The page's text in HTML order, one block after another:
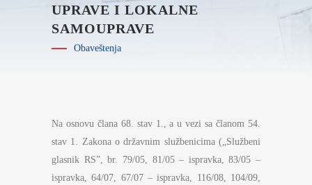
UPRAVE I LOKALNE
SAMOUPRAVE
Obaveštenja
Na osnovu člana 68. stav 1., a u vezi sa članom 54.
stav 1. Zakona o državnim službenicima („Službeni
glasnik RS”, br. 79/05, 81/05 – ispravka, 83/05 –
ispravka, 64/07, 67/07 – ispravka, 116/08, 104/09,